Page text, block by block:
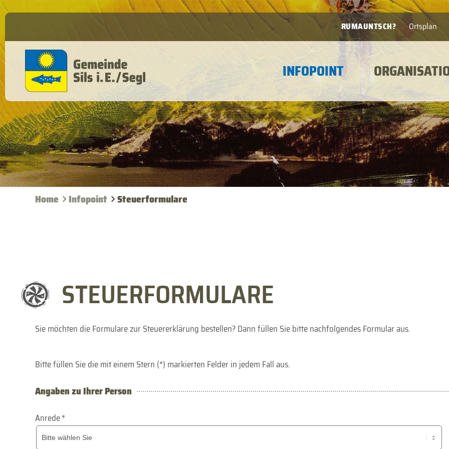
Ortsplan
RUMAUNTSCH?
INFOPOINT
Home Infopoint Steuerformulare
STEUERFORMULARE
Sie möchten die Formulare zur Steuererklärung bestellen? Dann füllen Sie bitte nachfolgendes Formular aus.
Bitte füllen Sie die mit einem Stern (*) markierten Felder in jedem Fall aus.
Angaben zu Ihrer Person
Anrede*